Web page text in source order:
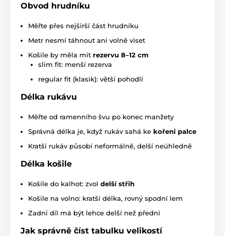
Obvod hrudníku
Měřte přes nejširší část hrudníku
Metr nesmí táhnout ani volně viset
Košile by měla mít rezervu 8–12 cm
slim fit: menší rezerva
regular fit (klasik): větší pohodlí
Délka rukávu
Měřte od ramenního švu po konec manžety
Správná délka je, když rukáv sahá ke kořeni palce
Kratší rukáv působí neformálně, delší neúhledně
Délka košile
Košile do kalhot: zvol delší střih
Košile na volno: kratší délka, rovný spodní lem
Zadní díl má být lehce delší než přední
Jak správně číst tabulku velikostí